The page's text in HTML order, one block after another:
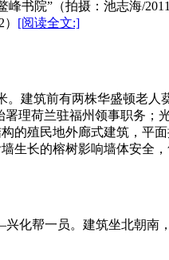
书院”（拍摄：池志海/
[阅读全文:]
。建筑前有两株华盛顿老
理荷兰驻福州领事职务；
的殖民地外廊式建筑，平
生长的榕树影响墙体安全，
化帮一员。建筑坐北朝南